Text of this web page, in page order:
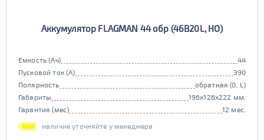
Аккумулятор FLAGMAN 44 обр (46B20L, HO)
Емкость (Ач)
44
Пусковой ток (А)
390
Полярность
обратная (0, L)
Габариты
196x126x222 мм.
Гарантия (мес)
12 мес.
наличие уточняйте у менеджера